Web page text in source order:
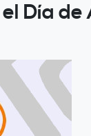
Día de